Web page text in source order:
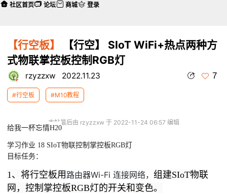
【行空板】
【行空】 SIoT WiFi+热点两种方
式物联掌控板控制RGB灯
rzyzzxw 2022.11.23 7
#行空板 #M10教程
本帖最后由 rzyzzxw 于 2022-11-24 06:57 编辑
给我一杯忘情H20
学习作业 18 SIoT物联控制掌控板RGB灯
目标任务：
1、将行空板用 路由器Wi-Fi 连接网络， 组建SIoT物联
网，控制掌控板RGB灯的开关和变色。
社区首页 论坛 商城 登录